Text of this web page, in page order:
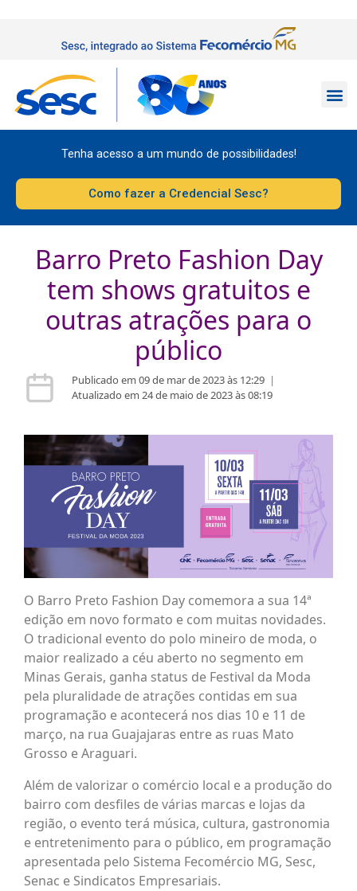
Tenha acesso a um mundo de possibilidades!
Como fazer a Credencial Sesc?
Barro Preto Fashion Day
tem shows gratuitos e
outras atrações para o
público
Publicado em 09 de mar de 2023 às 12:29 |
Atualizado em 24 de maio de 2023 às 08:19
O Barro Preto Fashion Day comemora a sua 14ª
edição em novo formato e com muitas novidades.
O tradicional evento do polo mineiro de moda, o
maior realizado a céu aberto no segmento em
Minas Gerais, ganha status de Festival da Moda
pela pluralidade de atrações contidas em sua
programação e acontecerá nos dias 10 e 11 de
março, na rua Guajajaras entre as ruas Mato
Grosso e Araguari.
Além de valorizar o comércio local e a produção do
bairro com desfiles de várias marcas e lojas da
região, o evento terá música, cultura, gastronomia
e entretenimento para o público, em programação
apresentada pelo Sistema Fecomércio MG, Sesc,
Senac e Sindicatos Empresariais.